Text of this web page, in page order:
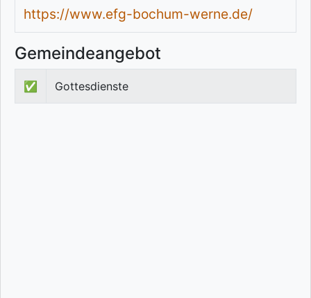
https://www.efg-bochum-werne.de/
Gemeindeangebot
✅ Gottesdienste